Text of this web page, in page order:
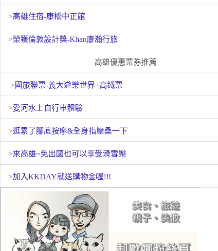
>高雄住宿-康橋中正館
>榮獲倫敦設計獎-Khan康瀚行旅
高雄優惠票券推薦
> 國旅聯票-義大遊樂世界+高鐵票
>愛河水上自行車體驗
>逛累了腳底按摩&全身指壓桑一下
>來高雄~免出國也可以享受滑雪樂
>加入KKDAY就送購物金喔!!!